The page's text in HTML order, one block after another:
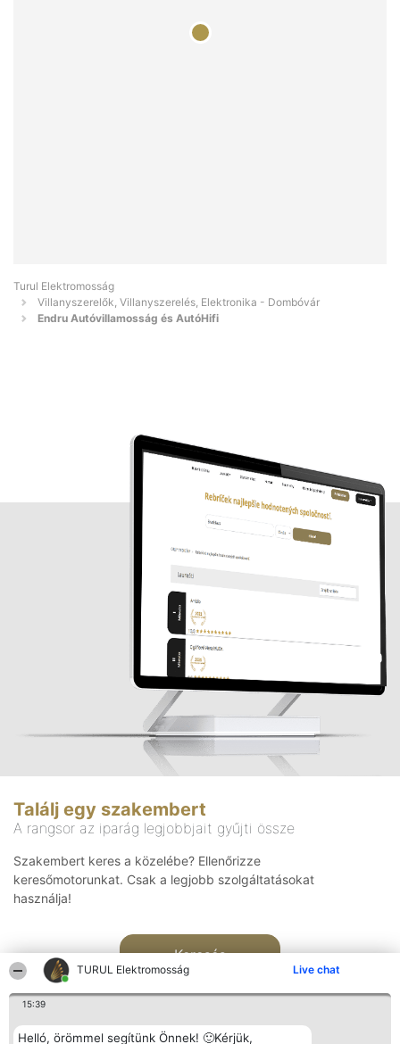
TURUL Elektromosság Live chat
15:39
Helló, örömmel segítünk Önnek! 🙂Kérjük,
Turul Elektromosság
Villanyszerelők, Villanyszerelés, Elektronika - Dombóvár
Endru Autóvillamosság és AutóHifi
Találj egy szakembert
A rangsor az iparág legjobbjait gyűjti össze
Szakembert keres a közelébe? Ellenőrizze
keresőmotorunkat. Csak a legjobb szolgáltatásokat
használja!
Keresés